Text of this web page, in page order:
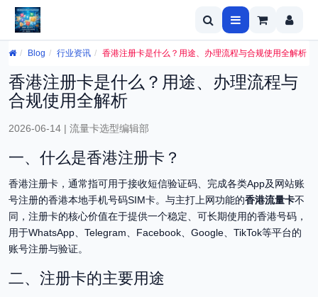
Blog 行业资讯 香港注册卡是什么？用途、办理流程与合规使用全解析
香港注册卡是什么？用途、办理流程与
合规使用全解析
2026-06-14 | 流量卡选型编辑部
一、什么是香港注册卡？
香港注册卡，通常指可用于接收短信验证码、完成各类App及网站账
号注册的香港本地手机号码SIM卡。与主打上网功能的香港流量卡不
同，注册卡的核心价值在于提供一个稳定、可长期使用的香港号码，
用于WhatsApp、Telegram、Facebook、Google、TikTok等平台的
账号注册与验证。
二、注册卡的主要用途